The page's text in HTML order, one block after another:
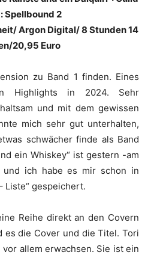
Spellbound 2
Argon Digital/ 8 Stunden 14
20,95 Euro
zu Band 1 finden. Eines
Highlights in 2024. Sehr
und mit dem gewissen
mich sehr gut unterhalten,
schwächer finde als Band
ein Whiskey“ ist gestern -am
und ich habe es mir schon in
Liste“ gespeichert.
Reihe direkt an den Covern
es die Cover und die Titel. Tori
allem erwachsen. Sie ist ein